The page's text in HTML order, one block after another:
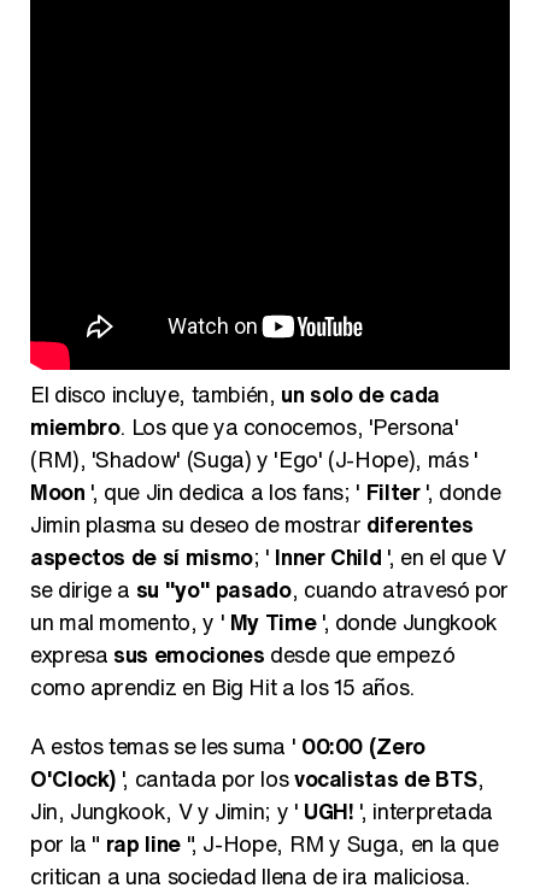
El disco incluye, también, un solo de cada
miembro. Los que ya conocemos, 'Persona'
(RM), 'Shadow' (Suga) y 'Ego' (J-Hope), más '
Moon ', que Jin dedica a los fans; ' Filter', donde
Jimin plasma su deseo de mostrar diferentes
aspectos de sí mismo; ' Inner Child ', en el que V
se dirige a su "yo" pasado, cuando atravesó por
un mal momento, y ' My Time', donde Jungkook
expresa sus emociones desde que empezó
como aprendiz en Big Hit a los 15 años.
A estos temas se les suma ' 00:00 (Zero
O'Clock) ', cantada por losvocalistas de BTS,
Jin, Jungkook, V y Jimin; y ' UGH! ', interpretada
por la " rap line", J-Hope, RM y Suga, en la que
critican a una sociedad llena de ira maliciosa.